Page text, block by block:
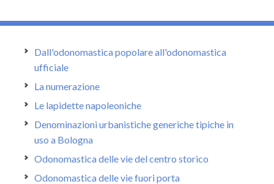
Dall'odonomastica popolare all'odonomastica
ufficiale
La numerazione
Le lapidette napoleoniche
Denominazioni urbanistiche generiche tipiche in
uso a Bologna
Odonomastica delle vie del centro storico
Odonomastica delle vie fuori porta